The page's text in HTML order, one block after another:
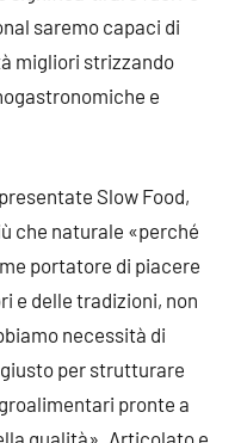
saremo capaci di
migliori strizzando
e
Slow Food,
che naturale «perché
portatore di piacere
e delle tradizioni, non
necessità di
per strutturare
pronte a
qualità». Articolato e